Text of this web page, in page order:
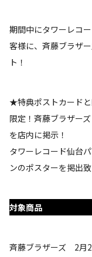
期間中にタワーレコ
客様に、斉藤ブラザ
ト！
★特典ポストカード
限定！斉藤ブラザー
を店内に掲示！
タワーレコード仙台
ンのポスターを掲出致
対象商品
斉藤ブラザーズ 2月